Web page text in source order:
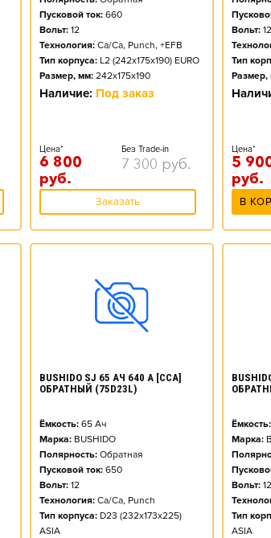
Пусковой ток: 660
Вольт: 12
Технология: Ca/Ca, Punch, +EFB
Тип корпуса: L2 (242x175x190) EURO
Размер, мм: 242x175x190
Наличие: Под заказ
Цена*
6 800
руб.
Без Trade-in
7 300 руб.
Заказать
Вольт: 12
Тип
Размер,
Цена*
5
руб.
В
BUSHIDO SJ 65 АЧ 640 А [CCA]
ОБРАТНЫЙ (75D23L)
Ёмкость: 65 Ач
Марка: BUSHIDO
Полярность: Обратная
Пусковой ток: 650
Вольт: 12
Технология: Ca/Ca, Punch
Тип корпуса: D23 (232x173x225)
ASIA
Ёмкость:
Марка:
Вольт: 12
Тип
ASIA